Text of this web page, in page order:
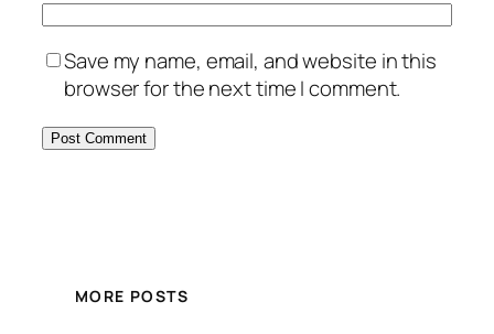
Save my name, email, and website in this
browser for the next time I comment.
MORE POSTS